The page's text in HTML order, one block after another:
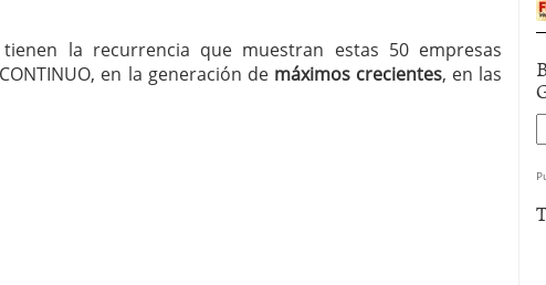
la recurrencia que muestran estas 50 empresas
en la generación de máximos crecientes, en las